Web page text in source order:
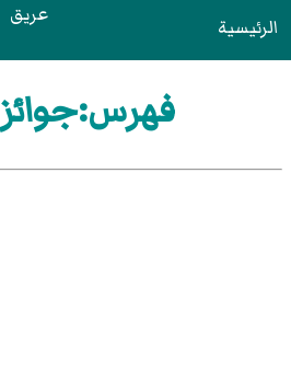
الرئيسية عريق
فهرس:جوائز